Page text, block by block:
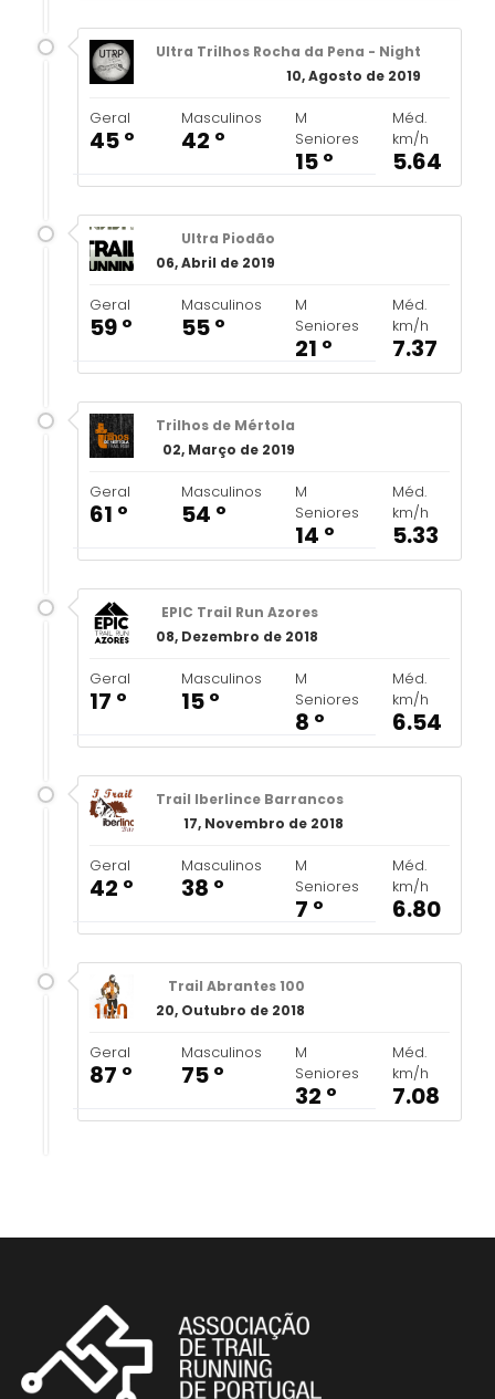
Ultra Trilhos Rocha da Pena - Night
10, Agosto de 2019
Geral
45 º
Masculinos
42 º
M
Seniores
15 º
Méd.
km/h
5.64
Ultra Piodão
06, Abril de 2019
Geral
59 º
Masculinos
55 º
M
Seniores
21 º
Méd.
km/h
7.37
Trilhos de Mértola
02, Março de 2019
Geral
61 º
Masculinos
54 º
M
Seniores
14 º
Méd.
km/h
5.33
EPIC Trail Run Azores
08, Dezembro de 2018
Geral
17 º
Masculinos
15 º
M
Seniores
8 º
Méd.
km/h
6.54
Trail Iberlince Barrancos
17, Novembro de 2018
Geral
42 º
Masculinos
38 º
M
Seniores
7 º
Méd.
km/h
6.80
Trail Abrantes 100
20, Outubro de 2018
Geral
87 º
Masculinos
75 º
M
Seniores
32 º
Méd.
km/h
7.08